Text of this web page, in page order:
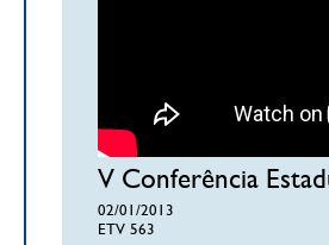
V Conferência
02/01/2013
ETV 563